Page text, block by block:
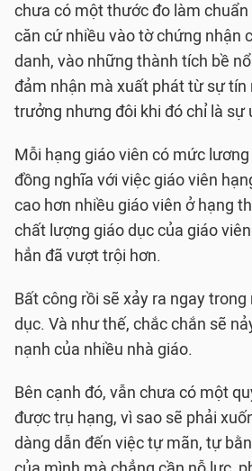
chưa có một thước đo làm
căn cứ nhiều vào tờ chứng nhận
danh, vào những thành tích bề
đảm nhận mà xuất phát từ sự tín
trưởng nhưng đôi khi đó chỉ là sự
Mỗi hạng giáo viên có mức
đồng nghĩa với việc giáo viên
cao hơn nhiều giáo viên ở hạng
chất lượng giáo dục của giáo
hẳn đã vượt trội hơn.
Bất công rồi sẽ xảy ra ngay
dục. Và như thế, chắc chắn sẽ
nạnh của nhiều nhà giáo.
Bên cạnh đó, vẫn chưa có một
được trụ hạng, vì sao sẽ phải
dàng dẫn đến việc tự mãn, tự